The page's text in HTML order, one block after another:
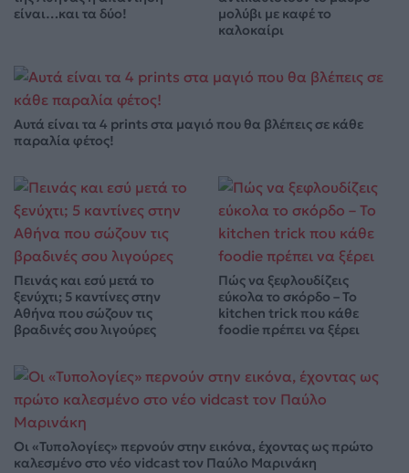
είναι…και τα δύο!
μολύβι με καφέ το
καλοκαίρι
Αυτά είναι τα 4 prints στα μαγιό που θα βλέπεις σε κάθε
παραλία φέτος!
Πεινάς και εσύ μετά το
ξενύχτι; 5 καντίνες στην
Αθήνα που σώζουν τις
βραδινές σου λιγούρες
Πώς να ξεφλουδίζεις
εύκολα το σκόρδο – Το
kitchen trick που κάθε
foodie πρέπει να ξέρει
Οι «Τυπολογίες» περνούν στην εικόνα, έχοντας ως πρώτο
καλεσμένο στο νέο vidcast τον Παύλο Μαρινάκη